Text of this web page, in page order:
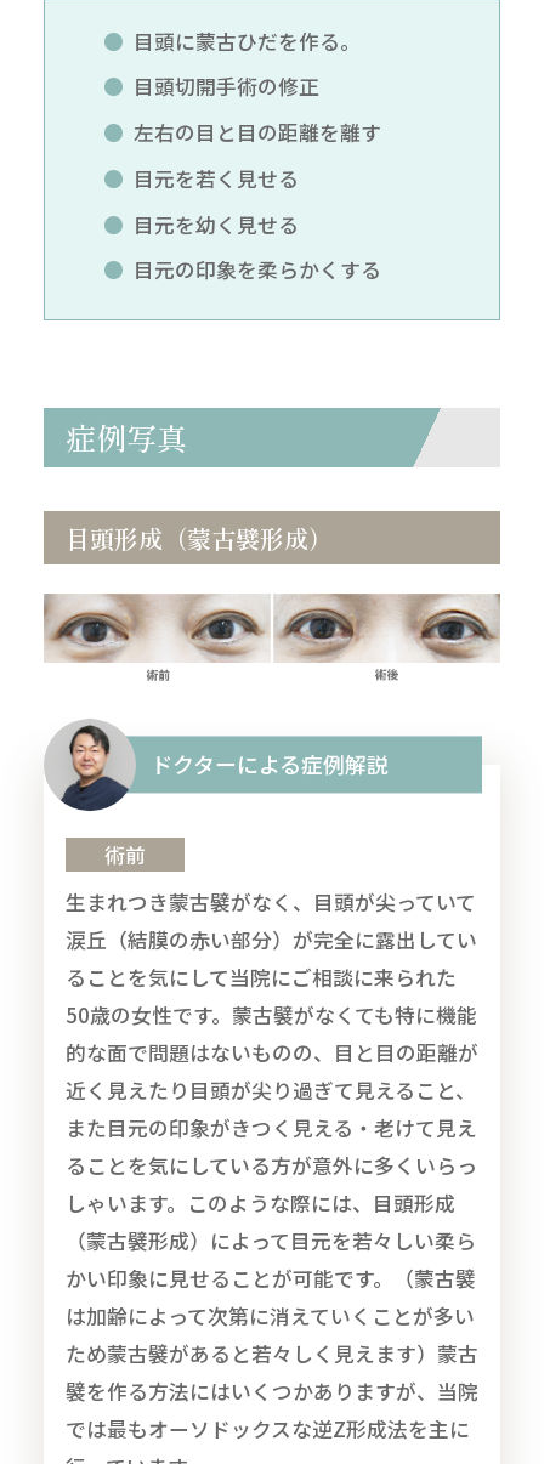
目頭に蒙古ひだを作る。
目頭切開手術の修正
左右の目と目の距離を離す
目元を若く見せる
目元を幼く見せる
目元の印象を柔らかくする
症例写真
目頭形成（蒙古襞形成）
ドクターによる症例解説
術前
生まれつき蒙古襞がなく、目頭が尖っていて
涙丘（結膜の赤い部分）が完全に露出してい
ることを気にして当院にご相談に来られた
50歳の女性です。蒙古襞がなくても特に機能
的な面で問題はないものの、目と目の距離が
近く見えたり目頭が尖り過ぎて見えること、
また目元の印象がきつく見える・老けて見え
ることを気にしている方が意外に多くいらっ
しゃいます。このような際には、目頭形成
（蒙古襞形成）によって目元を若々しい柔ら
かい印象に見せることが可能です。（蒙古襞
は加齢によって次第に消えていくことが多い
ため蒙古襞があると若々しく見えます）蒙古
襞を作る方法にはいくつかありますが、当院
では最もオーソドックスな逆Z形成法を主に